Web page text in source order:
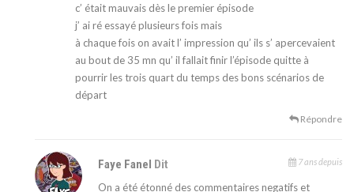
c’ était mauvais dès le premier épisode
j’ ai ré essayé plusieurs fois mais
à chaque fois on avait l’ impression qu’ ils s’ apercevaient
au bout de 35 mn qu’ il fallait finir l’épisode quitte à
pourrir les trois quart du temps des bons scénarios de
départ
Répondre
Faye Fanel Dit 7 ans depuis
On a été étonné des commentaires negatifs et